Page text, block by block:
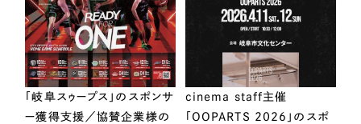
「岐阜スゥープス」のスポンサ
ー獲得支援／協賛企業様の
cinema staff主催
「OOPARTS 2026」のスポ